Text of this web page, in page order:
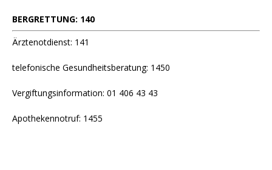
BERGRETTUNG: 140
Ärztenotdienst: 141
telefonische Gesundheitsberatung: 1450
Vergiftungsinformation: 01 406 43 43
Apothekennotruf: 1455